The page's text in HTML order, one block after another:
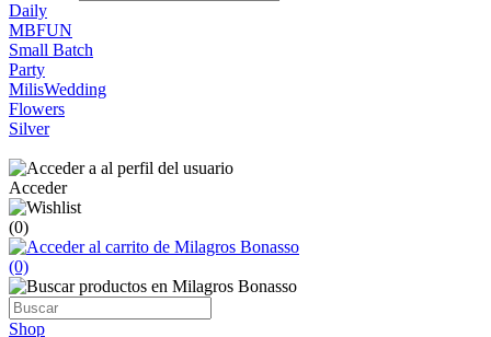
Daily
MBFUN
Small Batch
Party
MilisWedding
Flowers
Silver
Acceder
(0)
(0)
Shop